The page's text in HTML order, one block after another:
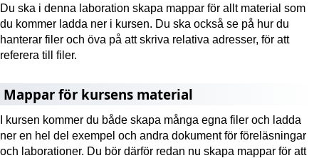
Du ska i denna laboration skapa mappar för allt material som
du kommer ladda ner i kursen. Du ska också se på hur du
hanterar filer och öva på att skriva relativa adresser, för att
referera till filer.
Mappar för kursens material
I kursen kommer du både skapa många egna filer och ladda
ner en hel del exempel och andra dokument för föreläsningar
och laborationer. Du bör därför redan nu skapa mappar för att